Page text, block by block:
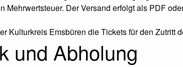
Der Versand erfolgt als PDF
Kulturkreis Emsbüren die Tickets für den Zutritt
und Abholung